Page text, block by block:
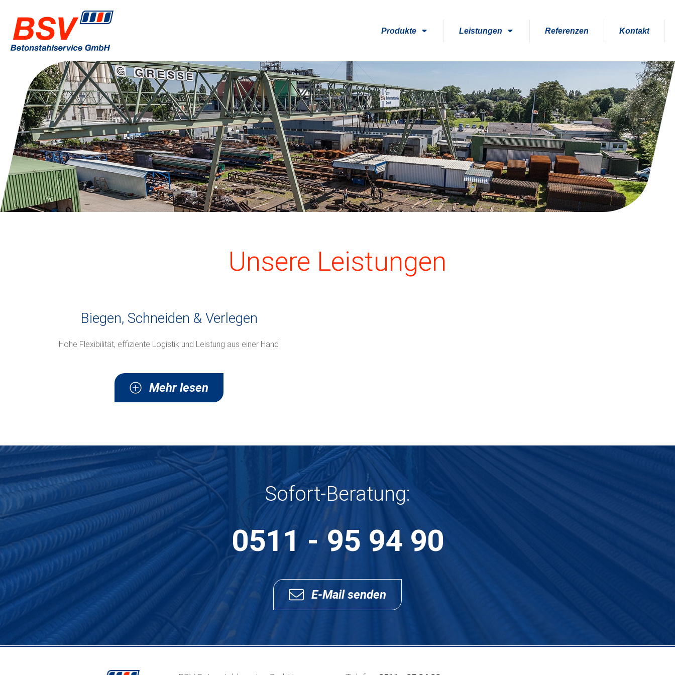
Produkte Leistungen Referenzen Kontakt
Unsere Leistungen
Biegen, Schneiden & Verlegen
Hohe Flexibilität, effiziente Logistik und Leistung aus einer Hand
Mehr lesen
Sofort-Beratung:
0511 - 95 94 90
E-Mail senden